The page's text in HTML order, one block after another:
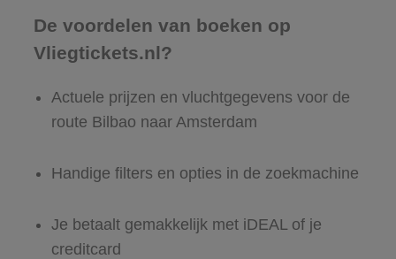
De voordelen van boeken op
Vliegtickets.nl?
Actuele prijzen en vluchtgegevens voor de
route Bilbao naar Amsterdam
Handige filters en opties in de zoekmachine
Je betaalt gemakkelijk met iDEAL of je
creditcard